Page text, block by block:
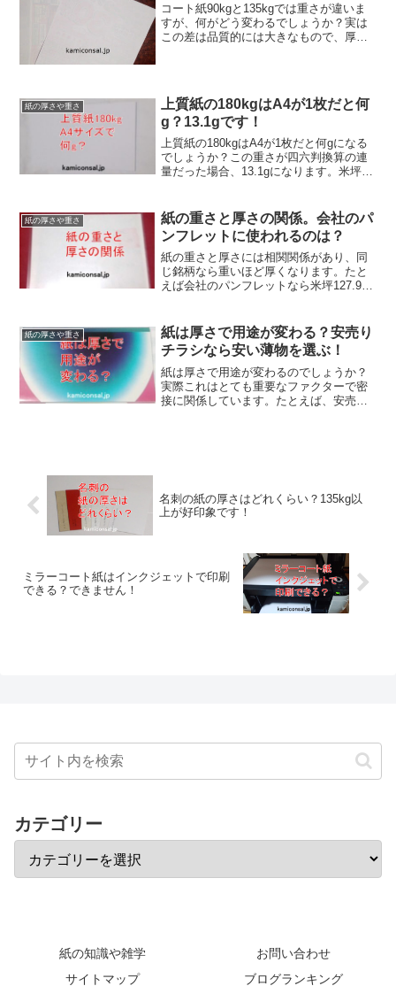
コート紙90kgと135kgでは重さが違いま
すが、何がどう変わるでしょうか？実は
この差は品質的には大きなもので、厚
紙の厚さや重さ
上質紙の180kgはA4が1枚だと何
g？13.1gです！
上質紙の180kgはA4が1枚だと何gになる
でしょうか？この重さが四六判換算の連
量だった場合、13.1gになります。米坪が
い紙で名刺やはがきに使われます。
紙の厚さや重さ
紙の重さと厚さの関係。会社のパ
ンフレットに使われるのは？
紙の重さと厚さには相関関係があり、同
じ銘柄なら重いほど厚くなります。たと
えば会社のパンフレットなら米坪127.9g/
ことになります。また紙の重さと厚さは
製法で変わります。
紙の厚さや重さ
紙は厚さで用途が変わる？安売り
チラシなら安い薄物を選ぶ！
紙は厚さで用途が変わるのでしょうか？
実際これはとても重要なファクターで密
接に関係しています。たとえば、安売り
名刺の紙の厚さはどれくらい？135kg以
上が好印象です！
ミラーコート紙はインクジェットで印刷
できる？できません！
カテゴリー
紙の知識や雑学
お問い合わせ
サイトマップ
ブログランキング